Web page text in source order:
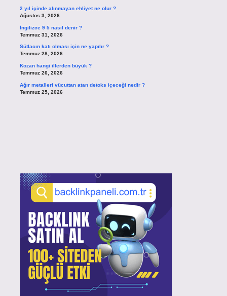
2 yıl içinde alınmayan ehliyet ne olur ?
Ağustos 3, 2026
İngilizce 9 5 nasıl denir ?
Temmuz 31, 2026
Sütlacın katı olması için ne yapılır ?
Temmuz 28, 2026
Kozan hangi illerden büyük ?
Temmuz 26, 2026
Ağır metalleri vücuttan atan detoks içeceği nedir ?
Temmuz 25, 2026